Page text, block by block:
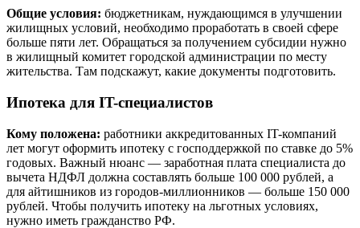
Общие условия: бюджетникам, нуждающимся в улучшении
жилищных условий, необходимо проработать в своей сфере
больше пяти лет. Обращаться за получением субсидии нужно
в жилищный комитет городской администрации по месту
жительства. Там подскажут, какие документы подготовить.
Ипотека для IT-специалистов
Кому положена: работники аккредитованных IT-компаний
лет могут оформить ипотеку с господдержкой по ставке до 5%
годовых. Важный нюанс — заработная плата специалиста до
вычета НДФЛ должна составлять больше 100 000 рублей, а
для айтишников из городов-миллионников — больше 150 000
рублей. Чтобы получить ипотеку на льготных условиях,
нужно иметь гражданство РФ.